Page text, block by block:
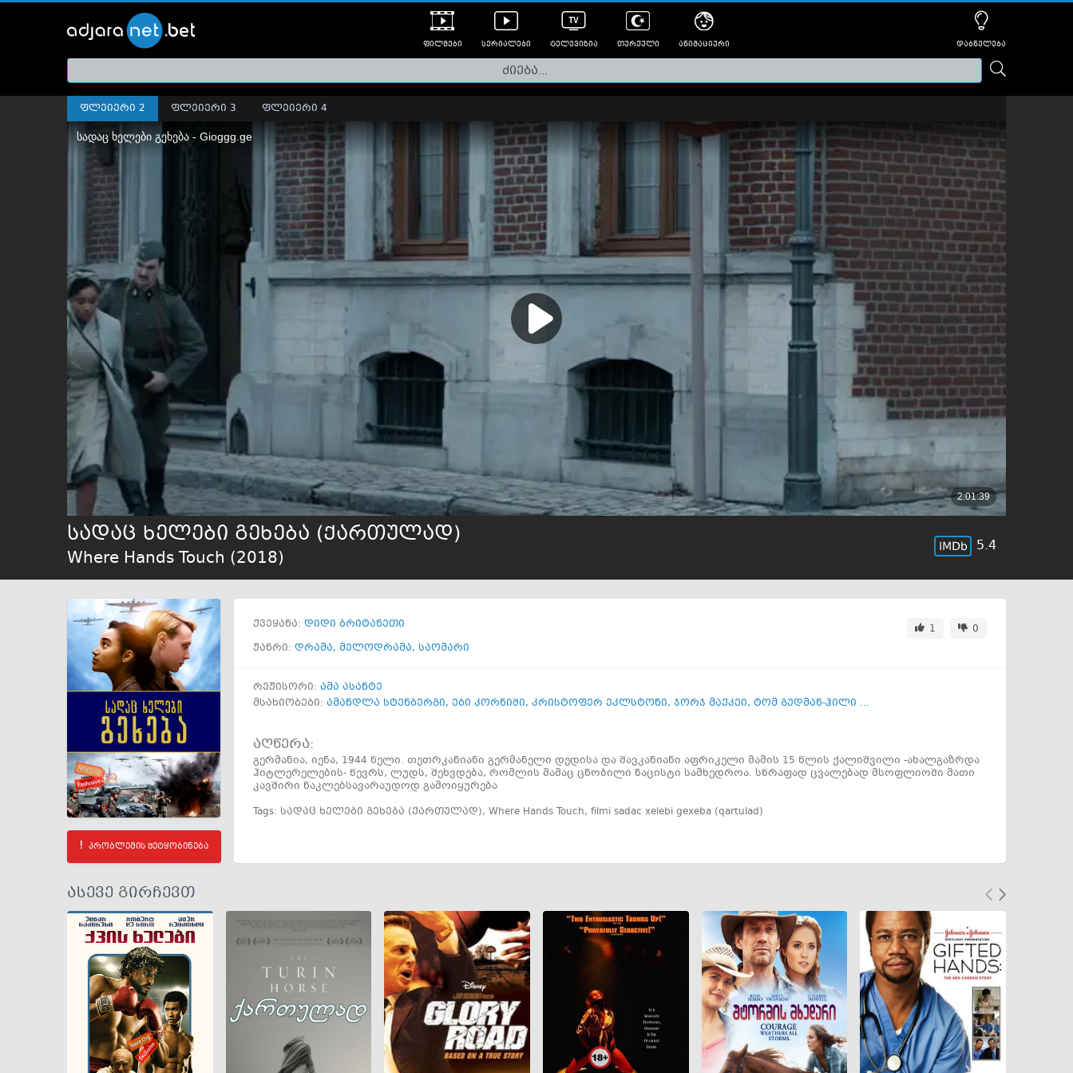
ფილმები
თრეილერები
სერიალები ტელევიზია თურქული ანიმაციური დაბნელება
ფლეიერი 2 ფლეიერი 3 ფლეიერი 4
სადაც ხელები გეხება (ქართულად)
Where Hands Touch (2018)
5.4
პრობლემის შეტყობინება
ქვეყანა: დიდი ბრიტანეთი 1
0
ჟანრი: დრამა, მელოდრამა, საომარი
რეჟისორი: ამა ასანტე
მსახიობები: ამანდლა სტენბერგი, ები კორნიში, კრისტოფერ ეკლსტონი, ჯორჯ მაქკეი, ტომ გუდმან-ჰილი ...
აღწერა:
გერმანია, იენა, 1944 წელი. თეთრკანიანი გერმანელი დედისა და შავკანიანი აფრიკელი მამის 15 წლის ქალიშვილი -ახალგაზრდა
ჰიტლერელების- წევრს, ლუდს, შეხვდება, რომლის მამაც ცნობილი ნაცისტი სამხედროა. სწრაფად ცვალებად მსოფლიოში მათი
კავშირი ნაკლებსავარაუდოდ გამოიყურება
Tags: სადაც ხელები გეხება (ქართულად), Where Hands Touch, filmi sadac xelebi gexeba (qartulad)
ასევე გირჩევთ